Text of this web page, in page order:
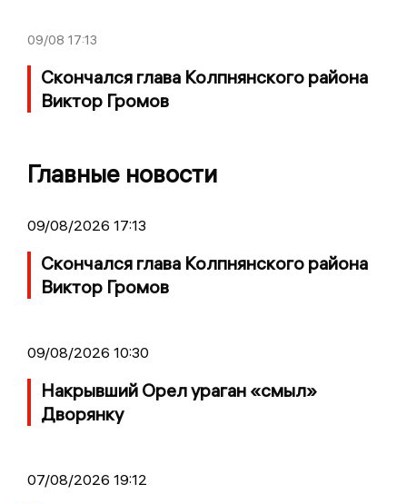
09/08 17:13
Скончался глава Колпнянского района
Виктор Громов
Главные новости
09/08/2026 17:13
Скончался глава Колпнянского района
Виктор Громов
09/08/2026 10:30
Накрывший Орел ураган «смыл»
Дворянку
07/08/2026 19:12